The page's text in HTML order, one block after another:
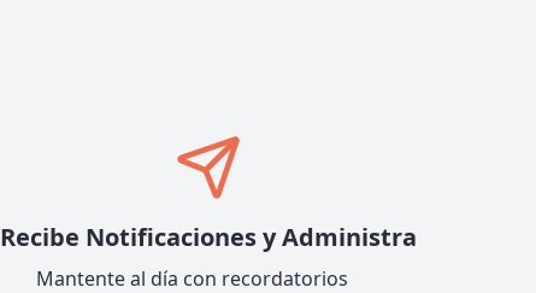
Recibe Notificaciones y Administra
Mantente al día con recordatorios